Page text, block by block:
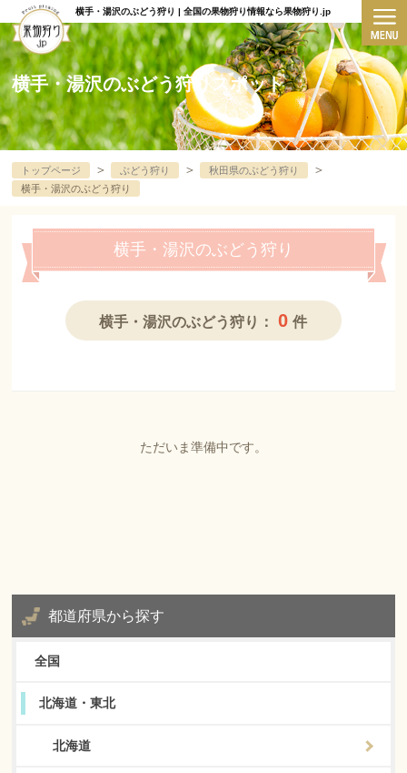
横手・湯沢のぶどう狩り | 全国の果物狩り情報なら果物狩り.jp
横手・湯沢のぶどう狩りスポット
トップページ ＞ ぶどう狩り ＞ 秋田県のぶどう狩り ＞
横手・湯沢のぶどう狩り
横手・湯沢のぶどう狩り
横手・湯沢のぶどう狩り： 0 件
ただいま準備中です。
都道府県から探す
全国
北海道・東北
北海道